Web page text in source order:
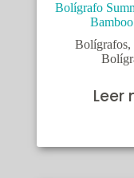
Bolígrafo
Bamboo
Bolígrafos,
Leer